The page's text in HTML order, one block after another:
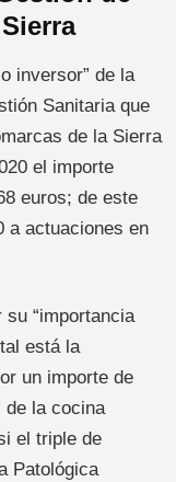
inversor” de la
Sanitaria que
de la Sierra
el importe
euros; de este
a actuaciones en
“importancia
está la
un importe de
de la cocina
el triple de
Patológica